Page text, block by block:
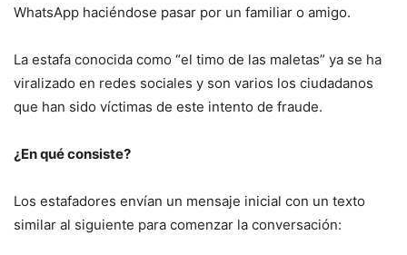
WhatsApp haciéndose pasar por un familiar o amigo.
La estafa conocida como “el timo de las maletas” ya se ha
viralizado en redes sociales y son varios los ciudadanos
que han sido víctimas de este intento de fraude.
¿En qué consiste?
Los estafadores envían un mensaje inicial con un texto
similar al siguiente para comenzar la conversación: